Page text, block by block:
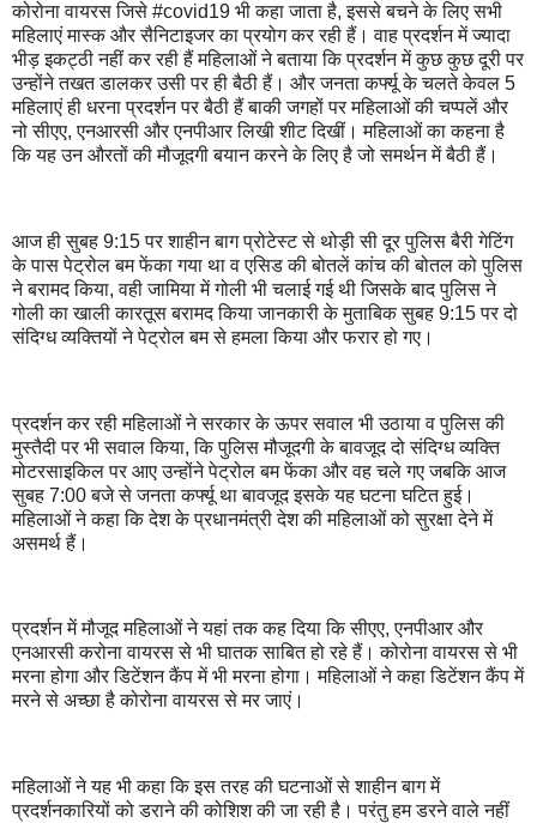
कोरोना वायरस जिसे #covid19 भी कहा जाता है, इससे बचने के लिए सभी
महिलाएं मास्क और सैनिटाइजर का प्रयोग कर रही हैं। वाह प्रदर्शन में ज्यादा
भीड़ इकट्ठी नहीं कर रही हैं महिलाओं ने बताया कि प्रदर्शन में कुछ कुछ दूरी पर
उन्होंने तखत डालकर उसी पर ही बैठी हैं। और जनता कर्फ्यू के चलते केवल 5
महिलाएं ही धरना प्रदर्शन पर बैठी हैं बाकी जगहों पर महिलाओं की चप्पलें और
नो सीएए, एनआरसी और एनपीआर लिखी शीट दिखीं। महिलाओं का कहना है
कि यह उन औरतों की मौजूदगी बयान करने के लिए है जो समर्थन में बैठी हैं।
आज ही सुबह 9:15 पर शाहीन बाग प्रोटेस्ट से थोड़ी सी दूर पुलिस बैरी गेटिंग
के पास पेट्रोल बम फेंका गया था व एसिड की बोतलें कांच की बोतल को पुलिस
ने बरामद किया, वही जामिया में गोली भी चलाई गई थी जिसके बाद पुलिस ने
गोली का खाली कारतूस बरामद किया जानकारी के मुताबिक सुबह 9:15 पर दो
संदिग्ध व्यक्तियों ने पेट्रोल बम से हमला किया और फरार हो गए।
प्रदर्शन कर रही महिलाओं ने सरकार के ऊपर सवाल भी उठाया व पुलिस की
मुस्तैदी पर भी सवाल किया, कि पुलिस मौजूदगी के बावजूद दो संदिग्ध व्यक्ति
मोटरसाइकिल पर आए उन्होंने पेट्रोल बम फेंका और वह चले गए जबकि आज
सुबह 7:00 बजे से जनता कर्फ्यू था बावजूद इसके यह घटना घटित हुई।
महिलाओं ने कहा कि देश के प्रधानमंत्री देश की महिलाओं को सुरक्षा देने में
असमर्थ हैं।
प्रदर्शन में मौजूद महिलाओं ने यहां तक कह दिया कि सीएए, एनपीआर और
एनआरसी करोना वायरस से भी घातक साबित हो रहे हैं। कोरोना वायरस से भी
मरना होगा और डिटेंशन कैंप में भी मरना होगा। महिलाओं ने कहा डिटेंशन कैंप में
मरने से अच्छा है कोरोना वायरस से मर जाएं।
महिलाओं ने यह भी कहा कि इस तरह की घटनाओं से शाहीन बाग में
प्रदर्शनकारियों को डराने की कोशिश की जा रही है। परंतु हम डरने वाले नहीं